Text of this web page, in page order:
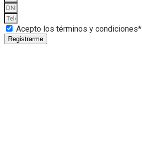
Acepto los términos y condiciones*
Registrarme